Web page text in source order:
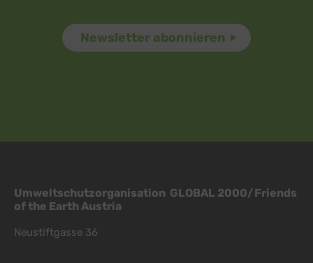
Umweltschutzorganisation GLOBAL 2000/Friends
of the Earth Austria
Neustiftgasse 36